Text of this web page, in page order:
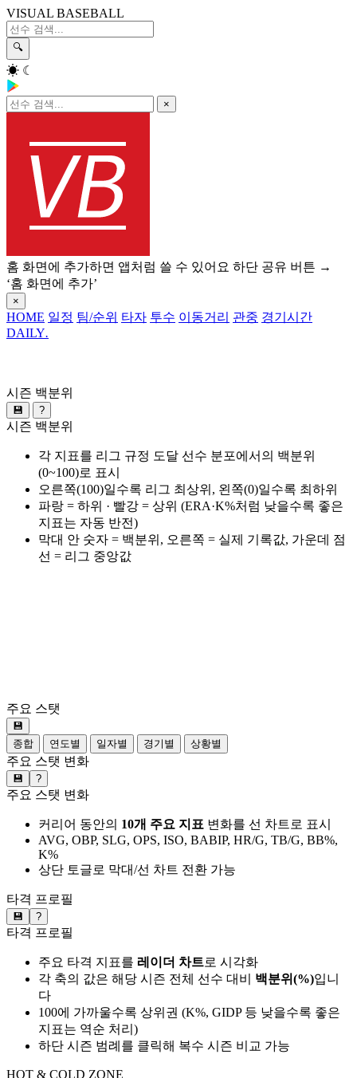
VISUAL BASEBALL
🔍
☀ ☾
×
홈 화면에 추가하면 앱처럼 쓸 수 있어요 하단 공유 버튼 →
‘홈 화면에 추가’
×
HOME 일정 팀/순위 타자 투수 이동거리 관중 경기시간
DAILY.
시즌 백분위
💾 ?
시즌 백분위
각 지표를 리그 규정 도달 선수 분포에서의 백분위
(0~100)로 표시
오른쪽(100)일수록 리그 최상위, 왼쪽(0)일수록 최하위
파랑 = 하위 · 빨강 = 상위 (ERA·K%처럼 낮을수록 좋은
지표는 자동 반전)
막대 안 숫자 = 백분위, 오른쪽 = 실제 기록값, 가운데 점
선 = 리그 중앙값
주요 스탯
💾
종합
연도별 일자별 경기별 상황별
주요 스탯 변화
💾 ?
주요 스탯 변화
커리어 동안의 10개 주요 지표 변화를 선 차트로 표시
AVG, OBP, SLG, OPS, ISO, BABIP, HR/G, TB/G, BB%,
K%
상단 토글로 막대/선 차트 전환 가능
타격 프로필
💾 ?
타격 프로필
주요 타격 지표를 레이더 차트로 시각화
각 축의 값은 해당 시즌 전체 선수 대비 백분위(%)입니
다
100에 가까울수록 상위권 (K%, GIDP 등 낮을수록 좋은
지표는 역순 처리)
하단 시즌 범례를 클릭해 복수 시즌 비교 가능
HOT & COLD ZONE